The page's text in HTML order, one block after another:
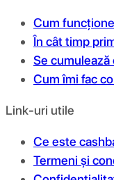
Cum
În cât timp
Se
Cum îmi fac
Link-uri utile
Ce este
Termeni și